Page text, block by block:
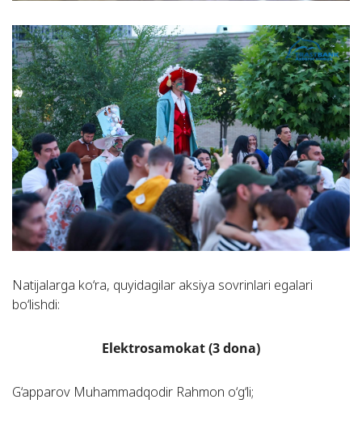
Natijalarga ko‘ra, quyidagilar aksiya sovrinlari egalari
bo‘lishdi:
Elektrosamokat (3 dona)
G‘apparov Muhammadqodir Rahmon o‘g‘li;